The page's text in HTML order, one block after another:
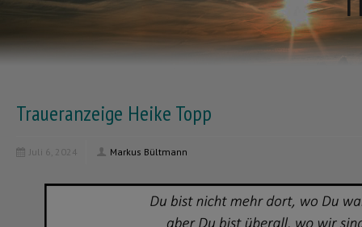
Traueranzeige Heike Topp
Juli 6, 2024 Markus Bültmann